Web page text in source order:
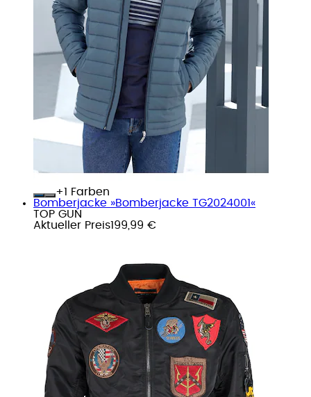
+
Farben
Bomberjacke »Bomberjacke TG2024001«
TOP GUN
Aktueller Preis199,99 €